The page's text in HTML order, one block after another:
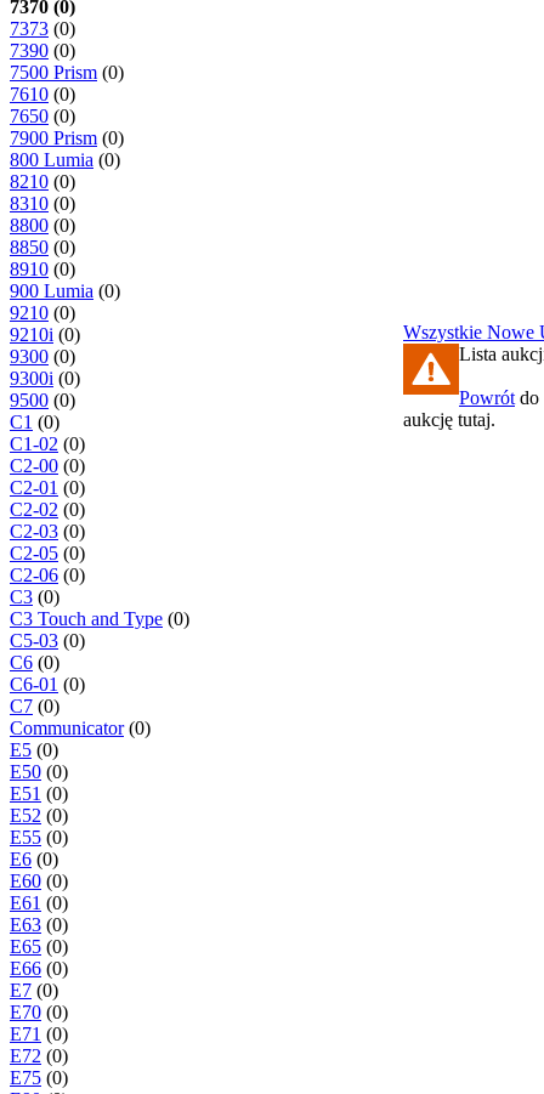
7370 (0)
7373 (0)
7390 (0)
7500 Prism (0)
7610 (0)
7650 (0)
7900 Prism (0)
800 Lumia (0)
8210 (0)
8310 (0)
8800 (0)
8850 (0)
8910 (0)
900 Lumia (0)
9210 (0)
9210i (0)
9300 (0)
9300i (0)
9500 (0)
C1 (0)
C1-02 (0)
C2-00 (0)
C2-01 (0)
C2-02 (0)
C2-03 (0)
C2-05 (0)
C2-06 (0)
C3 (0)
C3 Touch and Type (0)
C5-03 (0)
C6 (0)
C6-01 (0)
C7 (0)
Communicator(0)
E5 (0)
E50 (0)
E51 (0)
E52 (0)
E55 (0)
E6 (0)
E60 (0)
E61 (0)
E63 (0)
E65 (0)
E66 (0)
E7 (0)
E70 (0)
E71 (0)
E72 (0)
E75 (0)
Wszystkie Nowe
Lista
Powrót do
aukcję tutaj.